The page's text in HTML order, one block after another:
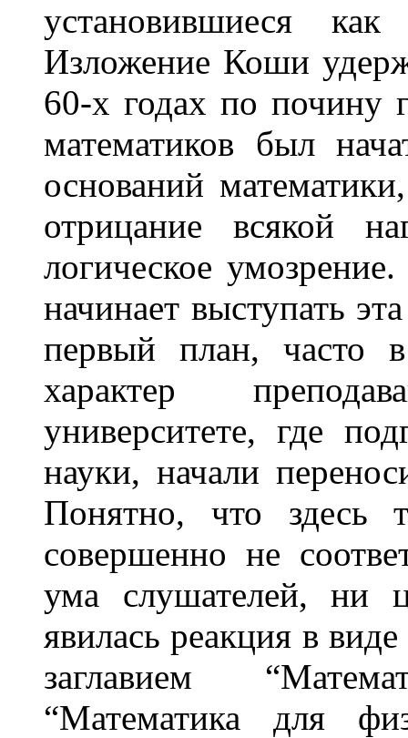
установившиеся
Изложение Коши
60-х годах по почину
математиков был
оснований
отрицание всякой
логическое
начинает выступать
первый план, часто
характер
университете, где
науки, начали
Понятно, что здесь
совершенно не
ума слушателей, ни
явилась реакция в
заглавием
“Математика для